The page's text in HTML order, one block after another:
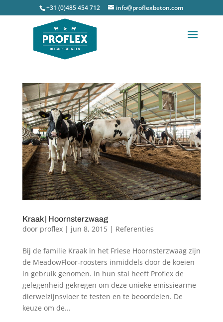
+31 (0)485 454 712 info@proflexbeton.com
Kraak | Hoornsterzwaag
door proflex| jun 8, 2015| Referenties
Bij de familie Kraak in het Friese Hoornsterzwaag zijn
de MeadowFloor-roosters inmiddels door de koeien
in gebruik genomen. In hun stal heeft Proflex de
gelegenheid gekregen om deze unieke emissiearme
dierwelzijnsvloer te testen en te beoordelen. De
keuze om de...